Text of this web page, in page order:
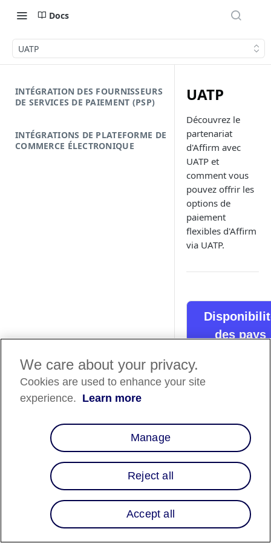
Docs
UATP
INTÉGRATION DES FOURNISSEURS
DE SERVICES DE PAIEMENT (PSP)
INTÉGRATIONS DE PLATEFORME DE
COMMERCE ÉLECTRONIQUE
UATP
Découvrez le
partenariat
d'Affirm avec
UATP et
comment vous
pouvez offrir les
options de
paiement
flexibles d'Affirm
via UATP.
des pays
Offrez les options
paiement flexibles
d’Affirm pour
aux préférences des
voyageurs et
plus de
UATP (Universal Air
Travel Plan) est un
de paiement
We care about your privacy.
Cookies are used to enhance your site
experience. Learn more
Manage
Reject all
Accept all